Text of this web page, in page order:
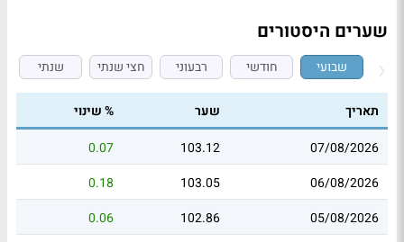
שערים היסטורים
שבועי חודשי רבעוני חצי שנתי שנתי
תאריך שער
% שינוי
07/08/2026
103.12
0.07
06/08/2026
103.05
0.18
05/08/2026
102.86
0.06